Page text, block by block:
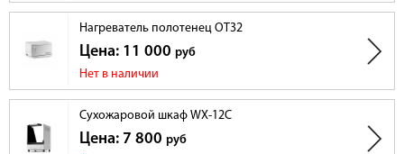
Нагреватель полотенец OT32
Цена: 11 000 руб
Нет в наличии
Сухожаровой шкаф WX-12C
Цена: 7 800 руб